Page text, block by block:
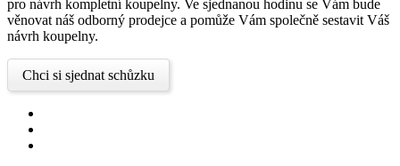
pro návrh kompletní koupelny. Ve sjednanou hodinu se Vám bude
věnovat náš odborný prodejce a pomůže Vám společně sestavit Váš
návrh koupelny.
Chci si sjednat schůzku